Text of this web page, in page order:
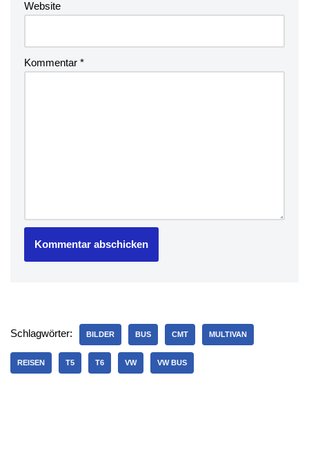
Website
Kommentar *
Schlagwörter: BILDER BUS CMT MULTIVAN
REISEN T5 T6 VW VW BUS